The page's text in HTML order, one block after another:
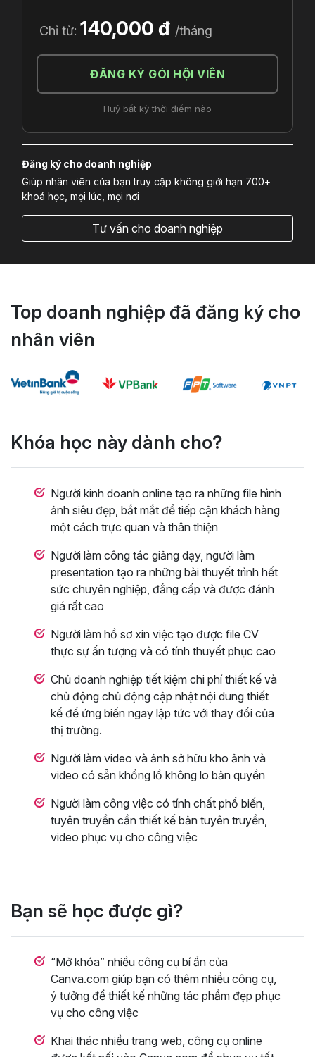
Chỉ từ: 140,000 đ /tháng
ĐĂNG KÝ GÓI HỘI VIÊN
Huỷ bất kỳ thời điểm nào
Đăng ký cho doanh nghiệp
Giúp nhân viên của bạn truy cập không giới hạn 700+
khoá học, mọi lúc, mọi nơi
Tư vấn cho doanh nghiệp
Top doanh nghiệp đã đăng ký cho
nhân viên
Khóa học này dành cho?
Người kinh doanh online tạo ra những file hình
ảnh siêu đẹp, bắt mắt để tiếp cận khách hàng
một cách trực quan và thân thiện
Người làm công tác giảng dạy, người làm
presentation tạo ra những bài thuyết trình hết
sức chuyên nghiệp, đẳng cấp và được đánh
giá rất cao
Người làm hồ sơ xin việc tạo được file CV
thực sự ấn tượng và có tính thuyết phục cao
Chủ doanh nghiệp tiết kiệm chi phí thiết kế và
chủ động chủ động cập nhật nội dung thiết
kế để ứng biến ngay lập tức với thay đổi của
thị trường.
Người làm video và ảnh sở hữu kho ảnh và
video có sẵn khổng lồ không lo bản quyền
Người làm công việc có tính chất phổ biến,
tuyên truyền cần thiết kế bản tuyên truyền,
video phục vụ cho công việc
Bạn sẽ học được gì?
“Mở khóa” nhiều công cụ bí ẩn của
Canva.com giúp bạn có thêm nhiều công cụ,
ý tưởng để thiết kế những tác phẩm đẹp phục
vụ cho công việc
Khai thác nhiều trang web, công cụ online